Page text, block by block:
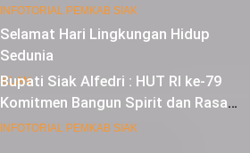
Selamat Hari Lingkungan Hidup
Sedunia
IKLAN
Sebagai Tuan Rumah
INFOTORIAL PEMKAB SIAK
Bupati Siak Alfedri : HUT RI ke-79
Komitmen Bangun Spirit dan Rasa
Nasionalisme
INFOTORIAL PEMKAB SIAK